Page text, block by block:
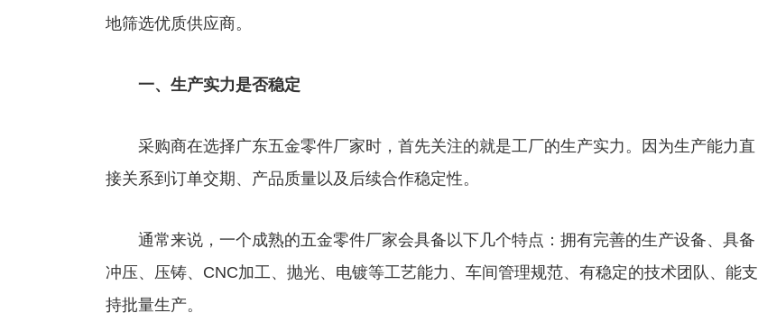
地筛选优质供应商。
一、生产实力是否稳定
采购商在选择广东五金零件厂家时，首先关注的就是工厂的生产实力。因为生产能力直
接关系到订单交期、产品质量以及后续合作稳定性。
通常来说，一个成熟的五金零件厂家会具备以下几个特点：拥有完善的生产设备、具备
冲压、压铸、CNC加工、抛光、电镀等工艺能力、车间管理规范、有稳定的技术团队、能支
持批量生产。